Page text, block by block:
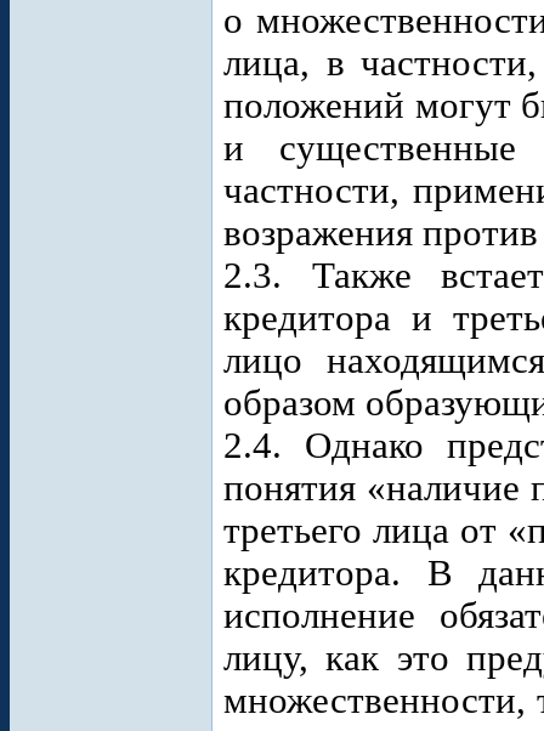
о
лица, в
положений могут
и существенные
частности,
возражения
2.3. Также
кредитора и
лицо
образом
2.4. Однако
понятия «наличие
третьего лица от
кредитора. В
исполнение
лицу, как это
множественности,